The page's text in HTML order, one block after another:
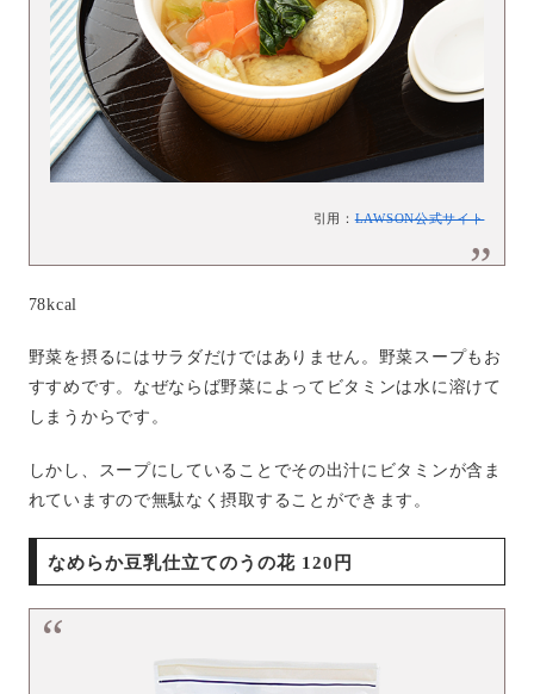
引用：LAWSON公式サイト
78kcal
野菜を摂るにはサラダだけではありません。野菜スープもお
すすめです。なぜならば野菜によってビタミンは水に溶けて
しまうからです。
しかし、スープにしていることでその出汁にビタミンが含ま
れていますので無駄なく摂取することができます。
なめらか豆乳仕立てのうの花 120円